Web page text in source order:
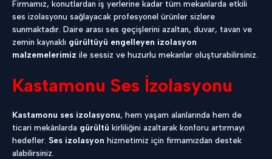
Firmamız, konutlardan iş yerlerine kadar tüm mekanlarda etkili
ses izolasyonu sağlayacak profesyonel ürünler sizlere
sunmaktadır. Daire arası ses geçişlerini azaltan, duvar, tavan ve
zemin kaynaklı gürültüyü engelleyen izolasyon
malzemelerimiz ile sessiz ve huzurlu mekanlar oluşturabilirsiniz.
Kastamonu Ses İzolasyonu
Kastamonu ses izolasyonu, hem yaşam alanlarında hem de
ticari mekânlarda gürültü kirliliğini azaltarak konforu artırmayı
hedefler. Ses izolasyon hizmetimiz için firmamızdan destek
alabilirsiniz.